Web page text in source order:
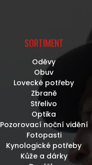
SORTIMENT
Oděvy
Obuv
Lovecké potřeby
Zbraně
Střelivo
Optika
Pozorovací noční vidění
Fotopasti
Kynologické potřeby
Kůže a dárky